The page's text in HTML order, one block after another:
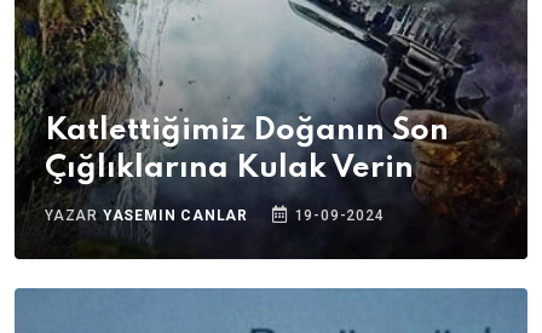
Katlettiğimiz Doğanın Son
Çığlıklarına Kulak Verin
YAZAR YASEMIN CANLAR 19-09-2024